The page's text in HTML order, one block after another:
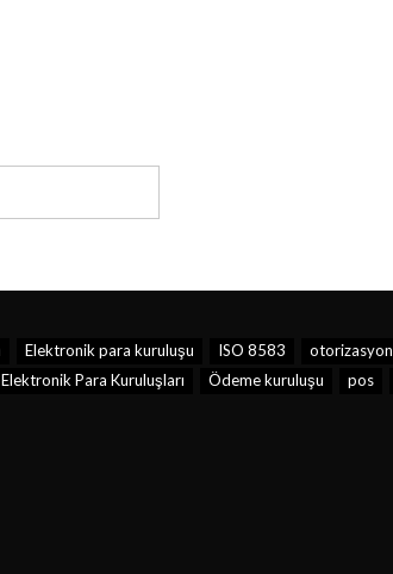
Elektronik para kuruluşu ISO 8583 otorizasyon
Para Kuruluşları Ödeme kuruluşu pos